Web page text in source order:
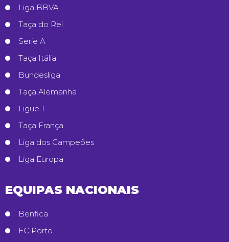
Liga BBVA
Taça do Rei
Serie A
Taça Itália
Bundesliga
Taça Alemanha
Ligue 1
Taça França
Liga dos Campeões
Liga Europa
EQUIPAS NACIONAIS
Benfica
FC Porto